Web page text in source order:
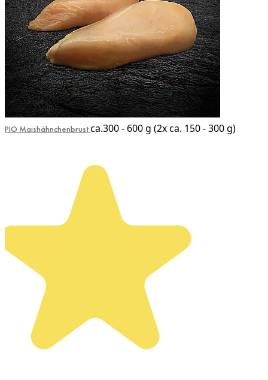
PIO Maishähnchenbrustca.300 - 600 g (2x ca. 150 - 300 g)